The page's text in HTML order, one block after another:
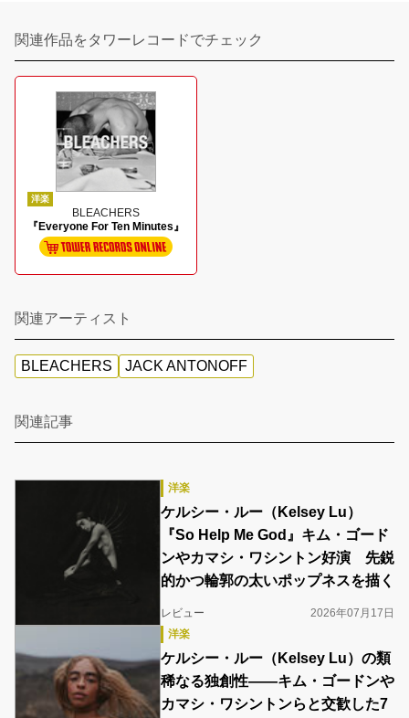
関連作品をタワーレコードでチェック
洋楽
BLEACHERS
『Everyone For Ten Minutes』
関連アーティスト
BLEACHERS JACK ANTONOFF
関連記事
洋楽
ケルシー・ルー（Kelsey Lu）
『So Help Me God』キム・ゴード
ンやカマシ・ワシントン好演 先鋭
的かつ輪郭の太いポップネスを描く
レビュー
2026年07月17日
洋楽
ケルシー・ルー（Kelsey Lu）の類
稀なる独創性――キム・ゴードンや
カマシ・ワシントンらと交歓した7